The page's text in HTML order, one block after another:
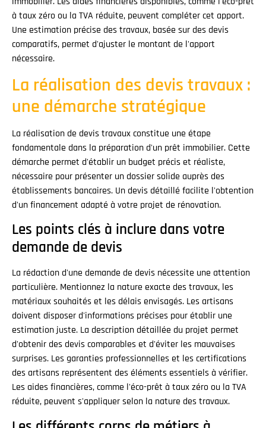
à taux zéro ou la TVA réduite, peuvent compléter cet apport.
Une estimation précise des travaux, basée sur des devis
comparatifs, permet d'ajuster le montant de l'apport
nécessaire.
La réalisation des devis travaux :
une démarche stratégique
La réalisation de devis travaux constitue une étape
fondamentale dans la préparation d'un prêt immobilier. Cette
démarche permet d'établir un budget précis et réaliste,
nécessaire pour présenter un dossier solide auprès des
établissements bancaires. Un devis détaillé facilite l'obtention
d'un financement adapté à votre projet de rénovation.
Les points clés à inclure dans votre
demande de devis
La rédaction d'une demande de devis nécessite une attention
particulière. Mentionnez la nature exacte des travaux, les
matériaux souhaités et les délais envisagés. Les artisans
doivent disposer d'informations précises pour établir une
estimation juste. La description détaillée du projet permet
d'obtenir des devis comparables et d'éviter les mauvaises
surprises. Les garanties professionnelles et les certifications
des artisans représentent des éléments essentiels à vérifier.
Les aides financières, comme l'éco-prêt à taux zéro ou la TVA
réduite, peuvent s'appliquer selon la nature des travaux.